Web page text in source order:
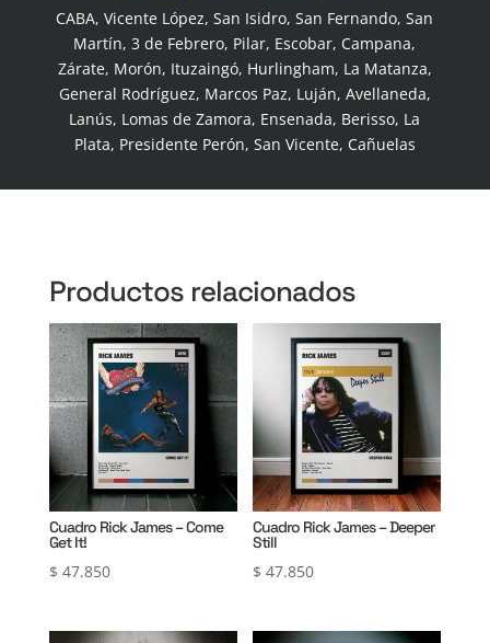
CABA, Vicente López, San Isidro, San Fernando, San
Martín, 3 de Febrero, Pilar, Escobar, Campana,
Zárate, Morón, Ituzaingó, Hurlingham, La Matanza,
General Rodríguez, Marcos Paz, Luján, Avellaneda,
Lanús, Lomas de Zamora, Ensenada, Berisso, La
Plata, Presidente Perón, San Vicente, Cañuelas
Productos relacionados
Cuadro Rick James – Come
Get It!
$ 47.850
Cuadro Rick James – Deeper
Still
$ 47.850